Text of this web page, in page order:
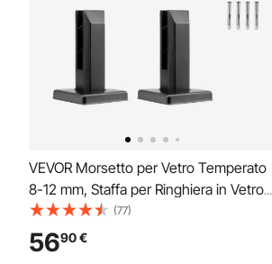
VEVOR Morsetto per Vetro Temperato
8-12 mm, Staffa per Ringhiera in Vetro
Quadrata 4 Pezzi, Morsetto per
Montaggio Vetro Acciaio Inossidabile
304, Staffa per Mensola in Vetro Spesso
(77)
5690€